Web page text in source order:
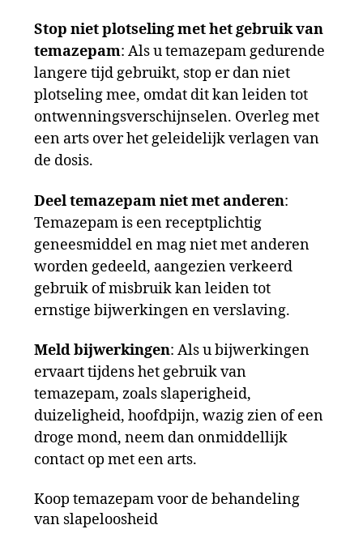
Stop niet plotseling met het gebruik van
temazepam: Als u temazepam gedurende
langere tijd gebruikt, stop er dan niet
plotseling mee, omdat dit kan leiden tot
ontwenningsverschijnselen. Overleg met
een arts over het geleidelijk verlagen van
de dosis.
Deel temazepam niet met anderen:
Temazepam is een receptplichtig
geneesmiddel en mag niet met anderen
worden gedeeld, aangezien verkeerd
gebruik of misbruik kan leiden tot
ernstige bijwerkingen en verslaving.
Meld bijwerkingen: Als u bijwerkingen
ervaart tijdens het gebruik van
temazepam, zoals slaperigheid,
duizeligheid, hoofdpijn, wazig zien of een
droge mond, neem dan onmiddellijk
contact op met een arts.
Koop temazepam voor de behandeling
van slapeloosheid